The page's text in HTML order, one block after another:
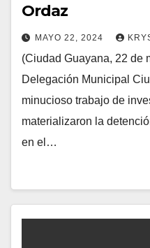
Ordaz
MAYO 22, 2024
(Ciudad Guayana, 22 de
Delegación Municipal
minucioso trabajo de
materializaron la
en el…